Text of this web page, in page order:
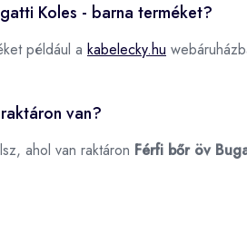
Koles - barna terméket?
például a kabelecky.hu
van?
ahol van raktáron Férfi bőr öv